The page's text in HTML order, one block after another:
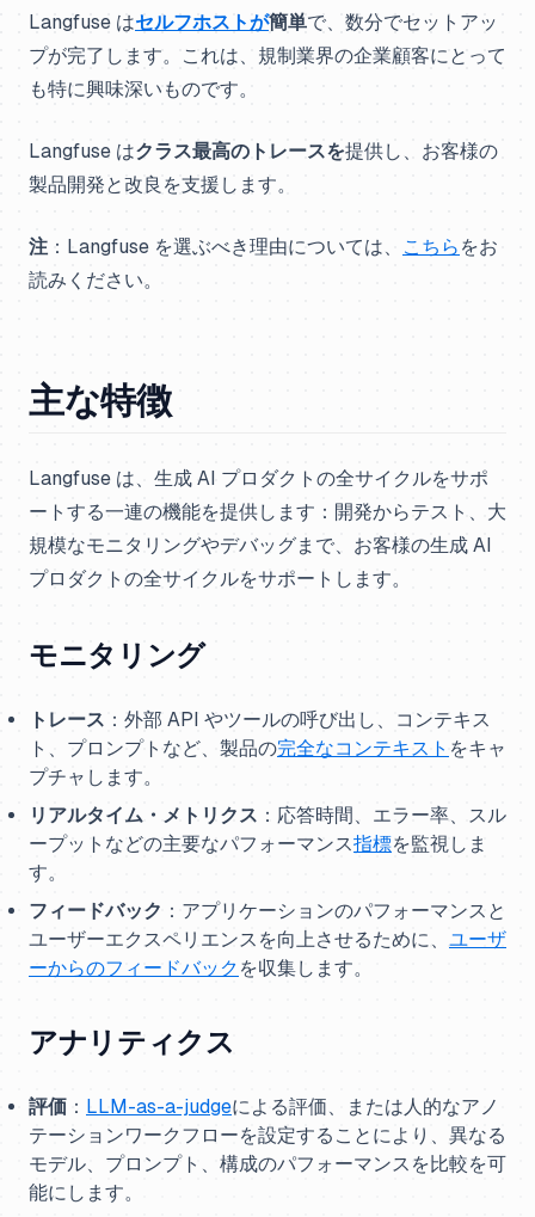
Langfuse はセルフホストが簡単で、数分でセットアッ
プが完了します。これは、規制業界の企業顧客にとって
も特に興味深いものです。
Langfuse はクラス最高のトレースを提供し、お客様の
製品開発と改良を支援します。
注 ：Langfuse を選ぶべき理由については、 こちら をお
読みください。
主な特徴
Langfuse は、生成 AI プロダクトの全サイクルをサポ
ートする一連の機能を提供します：開発からテスト、大
規模なモニタリングやデバッグまで、お客様の生成 AI
プロダクトの全サイクルをサポートします。
モニタリング
トレース ：外部 API やツールの呼び出し、コンテキス
ト、プロンプトなど、製品の完全なコンテキスト をキャ
プチャします。
リアルタイム・メトリクス ：応答時間、エラー率、スル
ープットなどの主要なパフォーマンス指標を監視しま
す。
フィードバック ：アプリケーションのパフォーマンスと
ユーザーエクスペリエンスを向上させるために、 ユーザ
ーからのフィードバック を収集します。
アナリティクス
評価 ： LLM-as-a-judgeによる評価、または人的なアノ
テーションワークフローを設定することにより、異なる
モデル、プロンプト、構成のパフォーマンスを比較を可
能にします。